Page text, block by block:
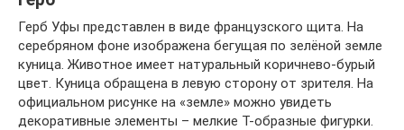
Герб Уфы представлен в виде французского щита. На
серебряном фоне изображена бегущая по зелёной земле
куница. Животное имеет натуральный коричнево-бурый
цвет. Куница обращена в левую сторону от зрителя. На
официальном рисунке на «земле» можно увидеть
декоративные элементы – мелкие Т-образные фигурки.